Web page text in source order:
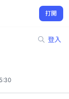
打開
登入